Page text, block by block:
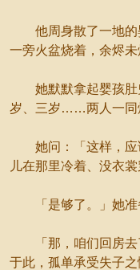
他周身散了一地的
一旁火盆烧着，余烬未
她默默拿起婴孩肚
岁、三岁……两人一同
她问：「这样，应
儿在那里冷着、没衣裳
「是够了。」她准
「那，咱们回房去
于此，孤单承受失子之